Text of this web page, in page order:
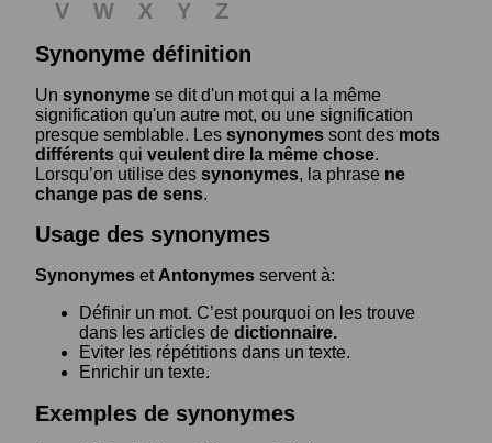
V W X Y
Z
Synonyme définition
Un synonyme se dit d'un mot qui a la même
signification qu'un autre mot, ou une signification
presque semblable. Les synonymes sont des mots
différents qui veulent dire la même chose.
Lorsqu’on utilise des synonymes, la phrase ne
change pas de sens.
Usage des synonymes
Synonymes et Antonymes servent à:
Définir un mot. C’est pourquoi on les trouve
dans les articles de dictionnaire.
Eviter les répétitions dans un texte.
Enrichir un texte.
Exemples de synonymes